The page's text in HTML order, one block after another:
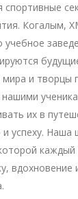
спортивные
Когалым,
учебное
мира и творцы
нашими
их в
успеху. Наша
каждый
вдохновение